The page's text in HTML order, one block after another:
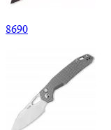
8690